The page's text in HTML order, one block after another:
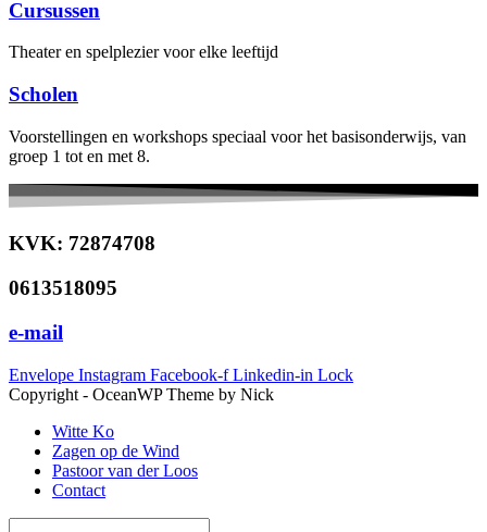
Cursussen
Theater en spelplezier voor elke leeftijd
Scholen
Voorstellingen en workshops speciaal voor het basisonderwijs, van
groep 1 tot en met 8.
KVK: 72874708
0613518095
e-mail
Envelope Instagram Facebook-f Linkedin-in Lock
Copyright - OceanWP Theme by Nick
Witte Ko
Zagen op de Wind
Pastoor van der Loos
Contact